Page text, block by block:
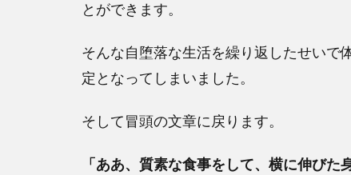
とができます。
そんな自堕落な生活を繰り返したせいで
定となってしまいました。
そして冒頭の文章に戻ります。
「ああ、質素な食事をして、横に伸びた